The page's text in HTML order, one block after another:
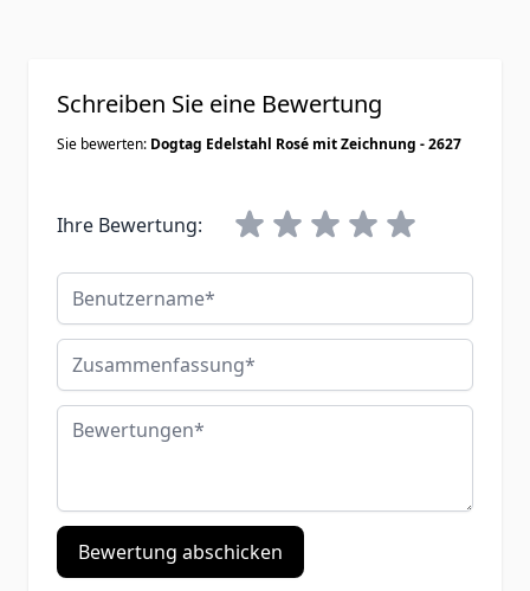
Schreiben Sie eine Bewertung
Sie bewerten: Dogtag Edelstahl Rosé mit Zeichnung - 2627
Ihre Bewertung:
Benutzername
Zusammenfassung
Bewertungen
Bewertung abschicken